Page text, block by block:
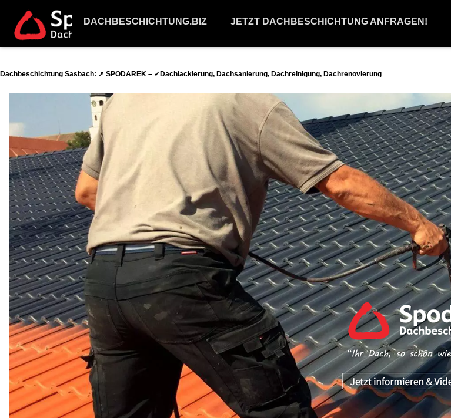
DACHBESCHICHTUNG.BIZ JETZT DACHBESCHICHTUNG ANFRAGEN!
Dachbeschichtung Sasbach: ↗️ SPODAREK – ✓Dachlackierung, Dachsanierung, Dachreinigung, Dachrenovierung